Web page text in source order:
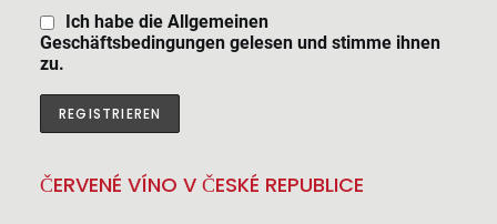
Ich habe die Allgemeinen
Geschäftsbedingungen gelesen und stimme ihnen
zu.
ČERVENÉ VÍNO V ČESKÉ REPUBLICE